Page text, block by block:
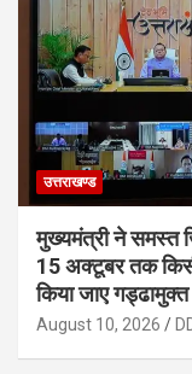
उत्तराखण्ड
मुख्यमंत्री ने समस्त
15 अक्टूबर तक
किया जाए गड्ढामुक्त
August 10, 2026